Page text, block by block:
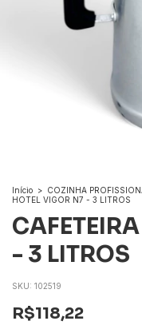
Início > COZINHA
HOTEL VIGOR N7 - 3 LITROS
- 3 LITROS
SKU: 102519
R$118,22